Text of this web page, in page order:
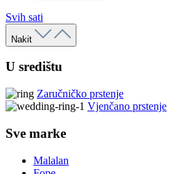
Svih sati
Nakit
U središtu
Zaručničko prstenje
Vjenčano prstenje
Sve marke
Malalan